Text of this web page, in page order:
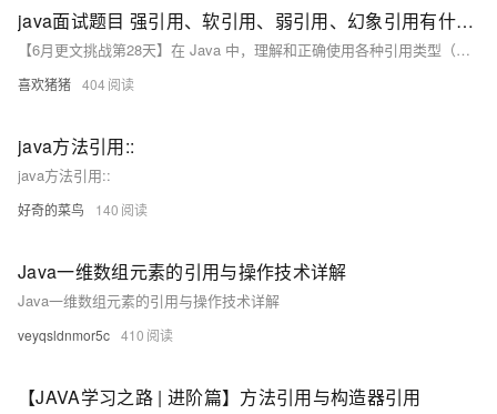
java面试题目 强引用、软引用、弱引用、幻象引用有什么区别？具体使用场景是什么？
【6月更文挑战第28天】在 Java 中，理解和正确使用各种引用类型（强引用、软引用、弱引用、幻象引用）对有效的内存管理和垃圾回收至关重要。下面我们详细解读这些引用类型的区别及其具体使用场景。
喜欢猪猪 404
java方法引用::
java方法引用::
好奇的菜鸟 140
Java一维数组元素的引用与操作技术详解
Java一维数组元素的引用与操作技术详解
veyqsldnmor5c 410
【JAVA学习之路 | 进阶篇】方法引用与构造器引用